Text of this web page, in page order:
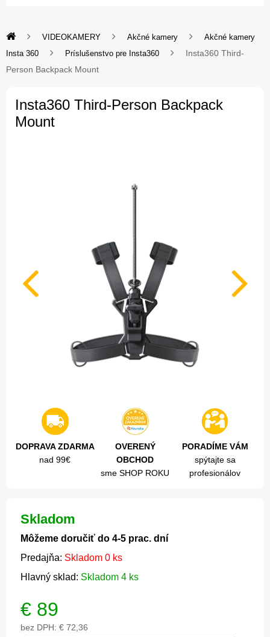
VIDEOKAMERY Akčné kamery
Akčné kamery
Insta 360
Príslušenstvo pre Insta360
Insta360 Third-
Person Backpack Mount
Insta360 Third-Person Backpack
Mount
DOPRAVA ZDARMA
nad 99€
OVERENÝ
OBCHOD
sme SHOP ROKU
PORADÍME VÁM
spýtajte sa
profesionálov
Skladom
Môžeme doručiť do 4-5 prac. dní
Predajňa: Skladom 0 ks
Hlavný sklad: Skladom 4 ks
€ 89
bez DPH: € 72,36